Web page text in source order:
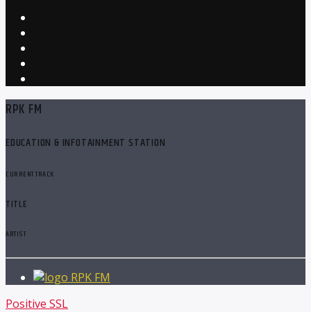
RPK FM
EDUCATION & INFOTAINMENT STATION
CURRENT TRACK
TITLE
ARTIST
RPK FM
Positive SSL